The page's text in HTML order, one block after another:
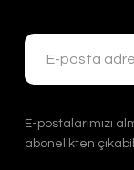
E-postalarımızı
abonelikten